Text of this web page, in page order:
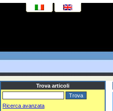
Trova articoli
Ricerca avanzata